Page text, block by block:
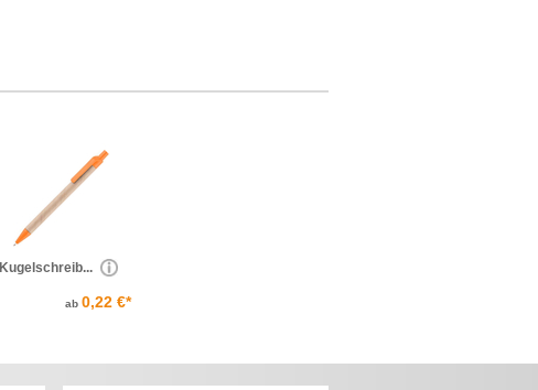
Kugelschreib...
ab 0,22 €*